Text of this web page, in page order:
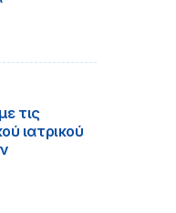
τις
ιατρικού